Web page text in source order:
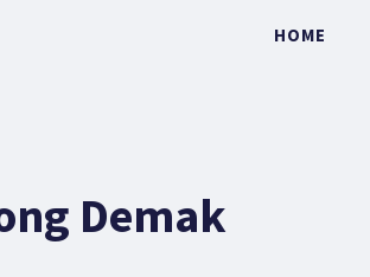
HOME
Demak